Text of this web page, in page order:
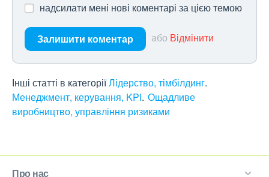
надсилати мені нові коментарі за цією темою
Залишити коментар або Відмінити
Інші статті в категоріїЛідерство, тімбілдинг
Менеджмент, керування, KPI Ощадливе
виробництво, управління ризиками
Про нас